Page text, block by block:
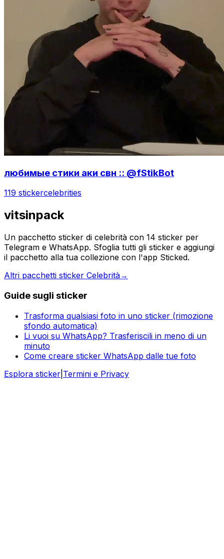
любимые стики аки свн :: @fStikBot
119 stickercelebrities
vitsinpack
Un pacchetto sticker di celebrità con 14 sticker per
Telegram e WhatsApp. Sfoglia tutti gli sticker e aggiungi
il pacchetto alla tua collezione con l'app Sticked.
Altri pacchetti sticker Celebrità→
Guide sugli sticker
Trasforma qualsiasi foto in uno sticker (rimozione
sfondo automatica)
Li vuoi su WhatsApp? Trasferiscili in meno di un
minuto
Come creare sticker WhatsApp dalle tue foto
Esplora sticker Termini e Privacy